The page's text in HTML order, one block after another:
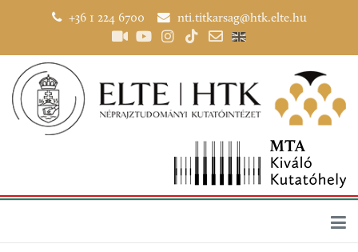
+36 1 224 6700 nti.titkarsag@htk.elte.hu